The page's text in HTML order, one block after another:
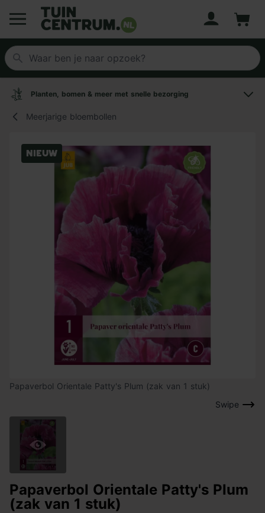
Logo Tuincentrum.nl
Planten, bomen & meer met snelle bezorging
Meerjarige bloembollen
Swipe
Nieuw
Papaverbol Orientale Patty's Plum (zak van 1 stuk)
Papaverbol Orientale Patty's Plum
(zak van 1 stuk)